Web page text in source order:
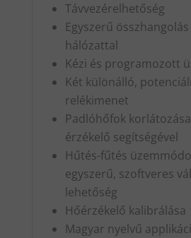
Távvezérelhetőség
Egyszerű összhangolás
hálózattal
Kézi és programozott
Két különálló,
relékimenet
Padlóhőfok
érzékelő segítségével
Hűtés-fűtés
egyszerű, szoftveres
lehetőség
Hőérzékelő kalibrálása
Magyar nyelvű